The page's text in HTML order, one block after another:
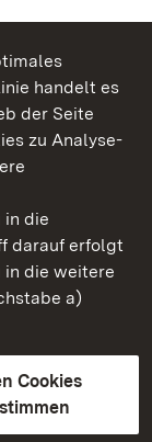
handelt es
der Seite
zu Analyse-
in die
darauf erfolgt
in die weitere
a)
Cookies